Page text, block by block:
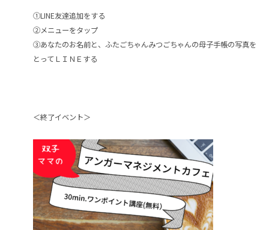
①LINE友達追加をする
②メニューをタップ
③あなたのお名前と、ふたごちゃんみつごちゃんの母子手帳の写真を
とってＬＩＮＥする
＜終了イベント＞